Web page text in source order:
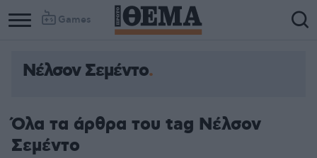
Games
Νέλσον Σεμέντο
Όλα τα άρθρα του tag Νέλσον
Σεμέντο